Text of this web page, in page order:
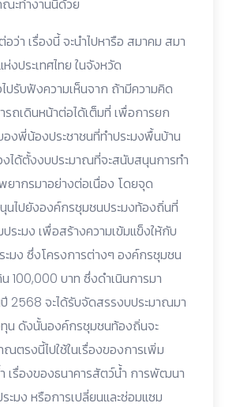
ณะทำงานนี้ด้วย
ว่า เรื่องนี้ จะนำไปหารือ สมาคม สมา
งประเทศไทย ในจังหวัด
ปรับฟังความเห็นจาก ถ้ามีความคิด
ถเดินหน้าต่อได้เต็มที่ เพื่อการยก
พี่น้องประชาชนที่ทำประมงพื้นบ้าน
ได้ตั้งงบประมาณที่จะสนับสนุนการทำ
ากรมาอย่างต่อเนื่อง โดยจุด
นไปยังองค์กรชุมชนประมงท้องถิ่นที่
ระมง เพื่อสร้างความเข้มแข็งให้กับ
มง ซึ่งโครงการต่างๆ องค์กรชุมชน
100,000 บาท ซึ่งดำเนินการมา
2568 จะได้รับจัดสรรงบประมาณมา
น ดังนั้นองค์กรชุมชนท้องถิ่นจะ
ณตรงนี้ไปใช้ในเรื่องของการเพิ่ม
เรื่องของธนาคารสัตว์น้ำ การพัฒนา
ะมง หรือการเปลี่ยนและซ่อมแซม